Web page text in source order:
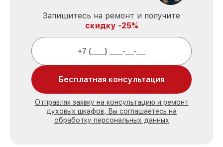
Запишитесь на ремонт и получите
скидку -25%
Бесплатная консультация
Отправляя заявку на консультацию и ремонт
духовых шкафов, Вы соглашаетесь на
обработку персональных данных